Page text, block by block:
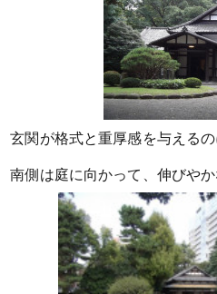
玄関が格式と重厚感を与える
南側は庭に向かって、伸びや